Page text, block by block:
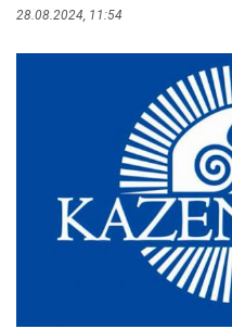
28.08.2024, 11:54